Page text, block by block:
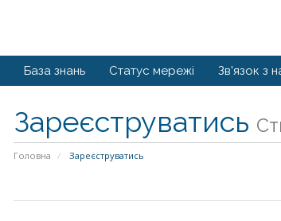
База знань Статус мережі Зв'язок з
Зареєструватись
Головна Зареєструватись